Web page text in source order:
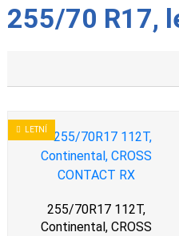
255/70 R17,
LETNÍ
255/70R17 112T,
Continental, CROSS